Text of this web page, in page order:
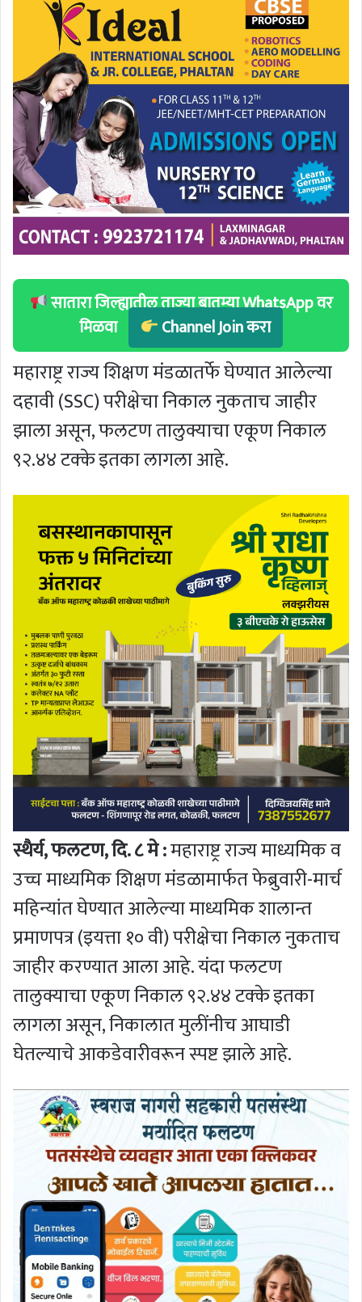
सातारा जिल्ह्यातील ताज्या बातम्या WhatsApp वर
मिळवा
Channel Join करा
महाराष्ट्र राज्य शिक्षण मंडळातर्फे घेण्यात आलेल्या
दहावी (SSC) परीक्षेचा निकाल नुकताच जाहीर
झाला असून, फलटण तालुक्याचा एकूण निकाल
९२.४४ टक्के इतका लागला आहे.
स्थैर्य, फलटण, दि. ८ मे :महाराष्ट्र राज्य माध्यमिक व
उच्च माध्यमिक शिक्षण मंडळामार्फत फेब्रुवारी-मार्च
महिन्यांत घेण्यात आलेल्या माध्यमिक शालान्त
प्रमाणपत्र (इयत्ता १० वी) परीक्षेचा निकाल नुकताच
जाहीर करण्यात आला आहे. यंदा फलटण
तालुक्याचा एकूण निकाल ९२.४४ टक्के इतका
लागला असून, निकालात मुलींनीच आघाडी
घेतल्याचे आकडेवारीवरून स्पष्ट झाले आहे.